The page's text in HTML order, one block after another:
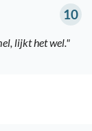
10
lijkt het wel."